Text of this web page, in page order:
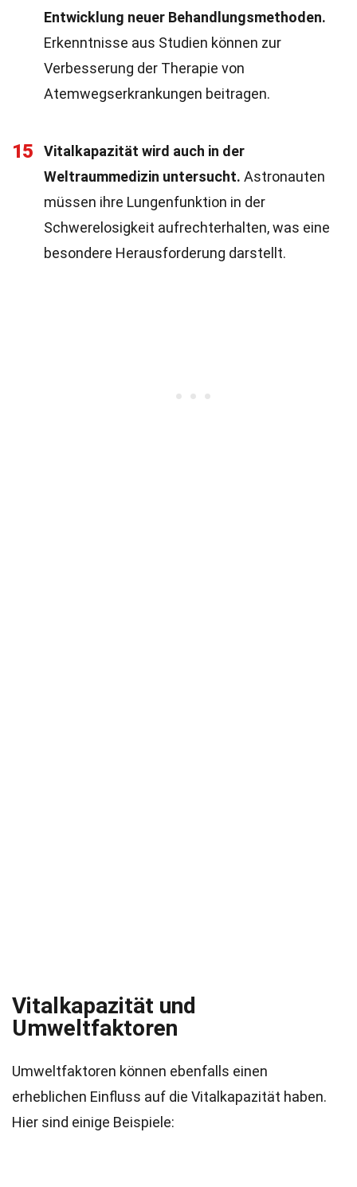
Entwicklung neuer Behandlungsmethoden.
Erkenntnisse aus Studien können zur
Verbesserung der Therapie von
Atemwegserkrankungen beitragen.
15
Vitalkapazität wird auch in der
Weltraummedizin untersucht. Astronauten
müssen ihre Lungenfunktion in der
Schwerelosigkeit aufrechterhalten, was eine
besondere Herausforderung darstellt.
Vitalkapazität und
Umweltfaktoren
Umweltfaktoren können ebenfalls einen
erheblichen Einfluss auf die Vitalkapazität haben.
Hier sind einige Beispiele: